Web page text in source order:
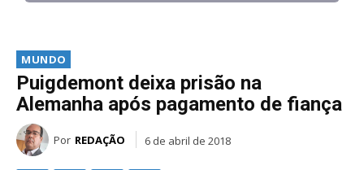
MUNDO
Puigdemont deixa prisão na
Alemanha após pagamento de fiança
Por REDAÇÃO 6 de abril de 2018